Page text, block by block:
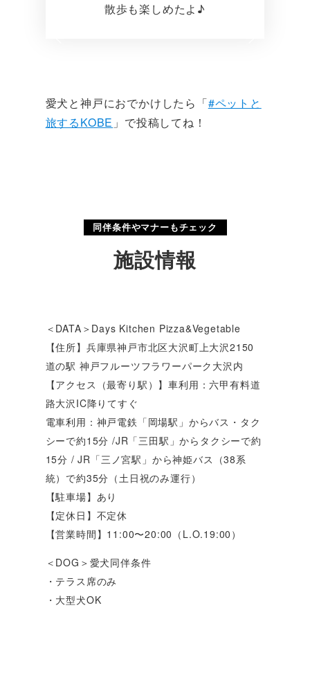
散歩も楽しめたよ♪
愛犬と神戸におでかけしたら「#ペットと
旅するKOBE 」で投稿してね！
同伴条件やマナーもチェック
施設情報
＜DATA＞Days Kitchen Pizza&Vegetable
【住所】兵庫県神戸市北区大沢町上大沢2150
道の駅 神戸フルーツフラワーパーク大沢内
【アクセス（最寄り駅）】車利用：六甲有料道
路大沢IC降りてすぐ
電車利用：神戸電鉄「岡場駅」からバス・タク
シーで約15分 /JR「三田駅」からタクシーで約
15分 / JR「三ノ宮駅」から神姫バス（38系
統）で約35分（土日祝のみ運行）
【駐車場】あり
【定休日】不定休
【営業時間】11:00〜20:00（L.O.19:00）
＜DOG＞愛犬同伴条件
・テラス席のみ
・大型犬OK